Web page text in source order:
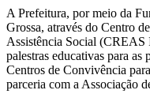
A Prefeitura, por meio da
Grossa, através do Centro
Assistência Social (CREAS
palestras educativas para as
Centros de Convivência
parceria com a Associação